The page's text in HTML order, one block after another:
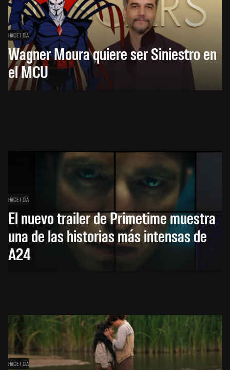
HACE 1 DÍA
Wagner Moura quiere ser Siniestro en
el MCU
HACE 1 DÍA
El nuevo trailer de Primetime muestra
una de las historias más intensas de
A24
HACE 1 DÍA